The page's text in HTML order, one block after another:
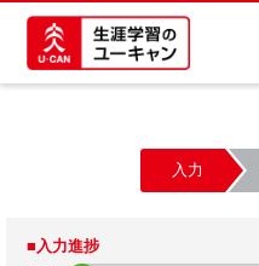
入力
■入力進捗